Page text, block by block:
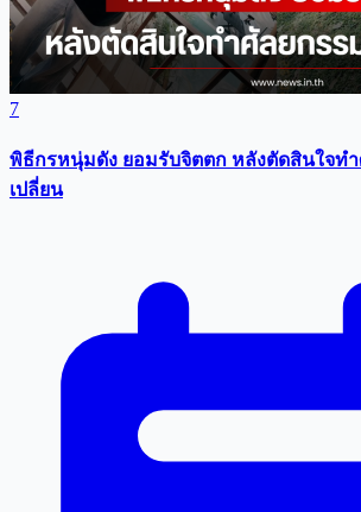
7
พิธีกรหนุ่มดัง ยอมรับจิตตก หลังตัดสินใจท
เปลี่ยน